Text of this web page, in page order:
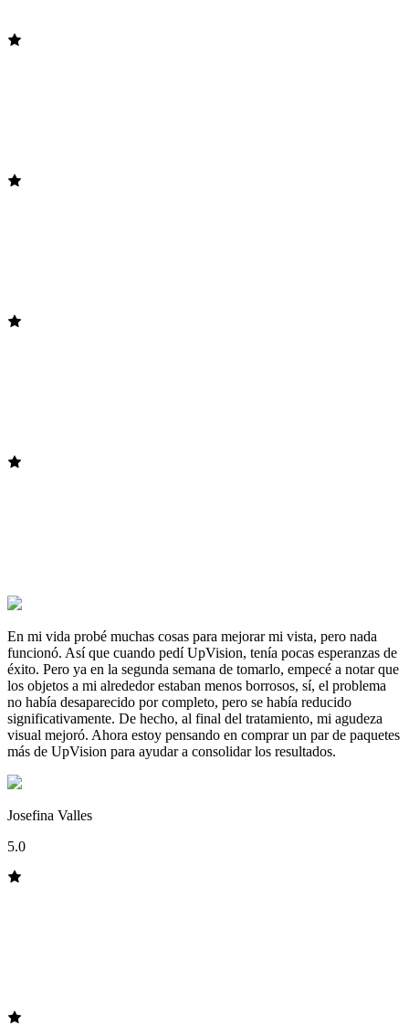
En mi vida probé muchas cosas para mejorar mi vista, pero nada
funcionó. Así que cuando pedí UpVision, tenía pocas esperanzas de
éxito. Pero ya en la segunda semana de tomarlo, empecé a notar que
los objetos a mi alrededor estaban menos borrosos, sí, el problema
no había desaparecido por completo, pero se había reducido
significativamente. De hecho, al final del tratamiento, mi agudeza
visual mejoró. Ahora estoy pensando en comprar un par de paquetes
más de UpVision para ayudar a consolidar los resultados.
Josefina Valles
5.0